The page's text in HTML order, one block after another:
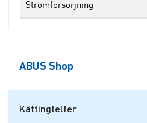
ABUS Shop
Kättingtelfer
Strömförsörjning